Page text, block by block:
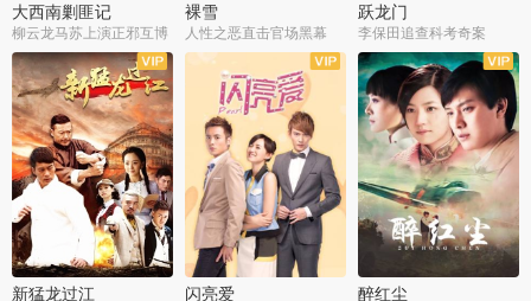
大西南剿匪记
柳云龙马苏上演正邪互博
裸雪
人性之恶直击官场黑幕
跃龙门
李保田追查科考奇案
全36集
新猛龙过江
全37集
闪亮爱
全30集
醉红尘